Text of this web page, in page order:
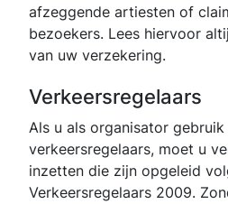
afzeggende artiesten of
bezoekers. Lees hiervoor
van uw verzekering.
Verkeersregelaars
Als u als organisator
verkeersregelaars, moet u
inzetten die zijn opgeleid
Verkeersregelaars 2009.